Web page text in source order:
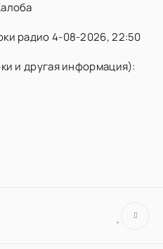
радио 4-08-2026, 22:50
и другая информация):